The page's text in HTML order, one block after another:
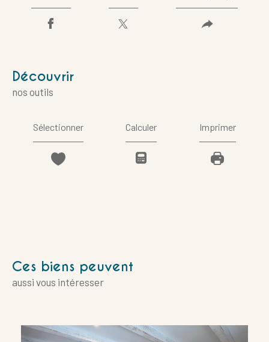
découvrir
nos outils
Sélectionner Calculer Imprimer
Ces biens peuvent
aussi vous intéresser